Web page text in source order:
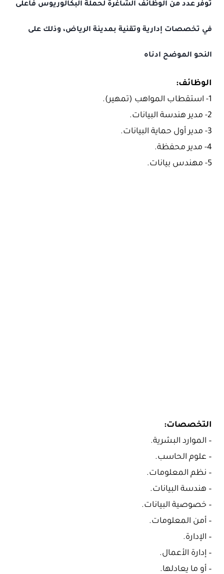
توفر عدد من الوظائف الشاغرة لحملة البكالوريوس فأعلى
في تخصصات إدارية وتقنية بمدينة الرياض، وذلك على
النحو الموضح ادناه
الوظائف:
1- استقطاب المواهب (تمهير).
2- مدير هندسة البيانات.
3- مدير أول حماية البيانات.
4- مدير محفظة.
5- مهندس بيانات.
التخصصات:
– الموارد البشرية.
– علوم الحاسب.
– نظم المعلومات.
– هندسة البيانات.
– خصوصية البيانات.
– أمن المعلومات.
– الإدارة.
– إدارة الأعمال.
– أو ما يعادلها.